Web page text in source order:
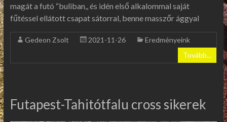
magát a futó “buliban,, és idén első alkalommal saját
fűtéssel ellátott csapat sátorral, benne masszőr ággyal
Gedeon Zsolt 2021-11-26
Eredményeink
Tovább...
Futapest-Tahitótfalu cross sikerek